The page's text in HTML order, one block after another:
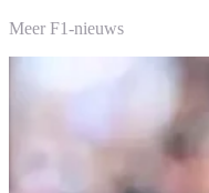
Meer F1-nieuws